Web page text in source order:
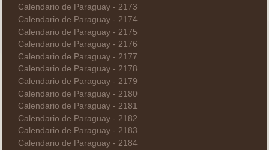
Calendario de Paraguay - 2173
Calendario de Paraguay - 2174
Calendario de Paraguay - 2175
Calendario de Paraguay - 2176
Calendario de Paraguay - 2177
Calendario de Paraguay - 2178
Calendario de Paraguay - 2179
Calendario de Paraguay - 2180
Calendario de Paraguay - 2181
Calendario de Paraguay - 2182
Calendario de Paraguay - 2183
Calendario de Paraguay - 2184